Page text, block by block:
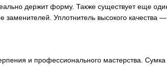
держит форму. Также существует еще
Уплотнитель высокого качества —
и профессионального мастерства.